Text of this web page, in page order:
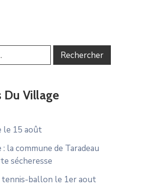
Du Village
le 15 août
: la commune de Taradeau
sécheresse
tennis-ballon le 1er aout